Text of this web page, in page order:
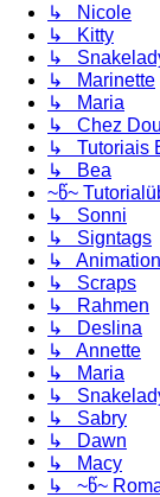
↳ Nicole
↳ Kitty
↳
↳ Marinette
↳ Maria
↳ Chez
↳ Tutoriais
↳ Bea
~წ~
↳ Sonni
↳ Signtags
↳
↳ Scraps
↳ Rahmen
↳ Deslina
↳ Annette
↳ Maria
↳
↳ Sabry
↳ Dawn
↳ Macy
↳ ~წ~